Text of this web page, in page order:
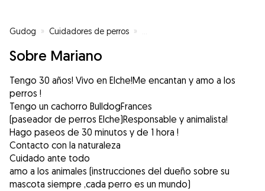
Gudog » Cuidadores de perros »
Sobre Mariano
Tengo 30 años! Vivo en Elche!Me encantan y amo a los
perros !
Tengo un cachorro BulldogFrances
(paseador de perros Elche)Responsable y animalista!
Hago paseos de 30 minutos y de 1 hora !
Contacto con la naturaleza
Cuidado ante todo
amo a los animales (instrucciones del dueño sobre su
mascota siempre ,cada perro es un mundo)